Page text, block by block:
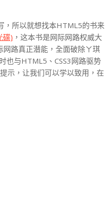
，所以就想找本HTML5的书来
碟) ，这本书是网际网路权威大
网路真正潜能，全面破除ㄚ琪
也与HTML5、CSS3网路驱势
示，让我们可以学以致用，在